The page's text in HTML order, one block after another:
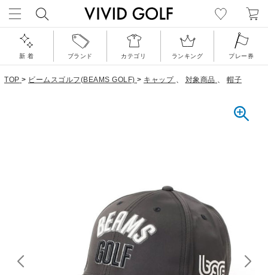
新 着 ブランド カテゴリ ランキング プレー券
TOP > ビームスゴルフ(BEAMS GOLF) > キャップ 、 対象商品 、 帽子